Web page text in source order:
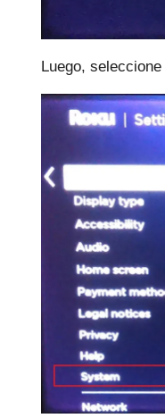
Luego, seleccione